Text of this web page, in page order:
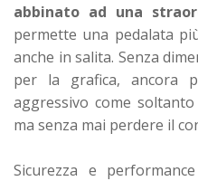
abbinato ad una
permette una pedalata
anche in salita. Senza
per la grafica, ancora
aggressivo come
ma senza mai perdere il
Sicurezza e